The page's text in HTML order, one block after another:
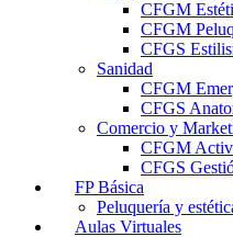
CFGM
CFGM
CFGS
Sanidad
CFGM
CFGS
Comercio y
CFGM
CFGS
FP Básica
Peluquería y
Aulas Virtuales